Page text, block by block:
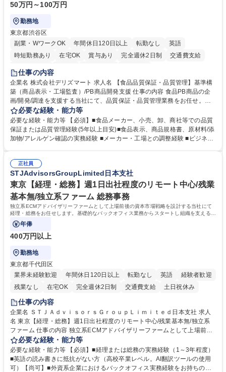
50万円～100万円
勤務地
東京都渋谷区
副業・WワークOK
年間休日120日以上 転勤なし
英語
時短勤務あり
在宅OK 賞与あり 完全週休2日制
交通費支給
駅近5分以内
仕事の内容
企業名 株式会社デリズマート 求人名 【食品品質保証・品質管理】基準構
築（商品表示・工場監査）/PB商品開発支援 仕事の内容 食品PB商品の企
画/開発/調達を支援する当社にて、品質保証・品質管理業務をお任せ。商
品規格書、食品表示、原材料/添加物/アレルゲン確認を中心に国内外メー
カー・工場の品質基準整備から発売後対応まで担います。 【詳細】 ■商品
規格書、一括表示、栄養成分、原材料・添加物・アレルゲンの確認 ■メー
カーへの修正指示・承認管理 ■国内外工場の監査、製造立会い、改善指導
企業への品質報告・問い合わせ対応 ■商品開発、物流、営業との連携 ※業
務内容の変更の範囲：当社業務全般 募集職種 【食品品質保証・品質管
理】基準構築（商品表示・工場監査）/PB商品開発支援
必要な経験・能力等
必要な経験・能力等 【必須】■食品メーカー、小売、卸、商社等での品質
保証または品質管理経験(5年以上目安)■食品表示、商品規格書、原材料/添
加物/アレルゲン確認の実務経験 ■メーカー・工場との調整経験 ■ビジネス
FS規格の内部監査員研修修了 ■TOEIC700点以上の英語力やビジネス上で
中国語での商談が可能な方 学歴・資格 学歴：大学院 大学 語学力： 資格：
正社員
STJAdvisorsGroupLimited日本支社
東京【経理・総務】週1日出社程度のリモート中心/残業
基本無/独立系ファーム 総務事務
独立系ECMアドバイザリーファームとして上場前後の資本市場戦略を設計する当社にて
経理・総務をお任せします。基礎的なバックオフィス業務からスタートし組織を支える専
任担当として広く活躍できる環境です。
年俸
400万円以上
勤務地
東京都千代田区
業界未経験歓迎
年間休日120日以上 転勤なし 英語
経験者歓迎
残業なし
在宅OK 完全週休2日制 交通費支給 土日祝休み
仕事の内容
企業名 ＳＴＪＡｄｖｉｓｏｒｓＧｒｏｕｐＬｉｍｉｔｅｄ日本支社 求人
名 東京【経理・総務】週1日出社程度のリモート中心/残業基本無/独立系
ファーム 仕事の内容 独立系ECMアドバイザリーファームとして上場前後
の資本市場戦略を設計する当社にて経理・総務をお任せします。基礎的な
バックオフィス業務からスタートし組織を支える専任担当として広く活躍
できる環境です。 ■日常経理、月次および年次決算サポート業務 ■本国
（グローバル）との英文メール対応（AI翻訳ツール等を使用しての対応で
必要な経験・能力等
必要な経験・能力等 【必須】■経理または総務の実務経験（1～3年程度）
■英語の読み書きに抵抗がない方（高校卒業レベル。AI翻訳ツールの使用
可）【尚可】■外資系企業におけるバックオフィス実務経験をお持ちの方